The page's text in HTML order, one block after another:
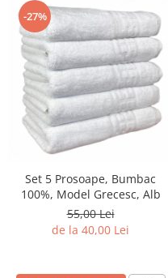
-27%
Set 5 Prosoape, Bumbac
100%, Model Grecesc, Alb
55,00 Lei
de la 40,00 Lei